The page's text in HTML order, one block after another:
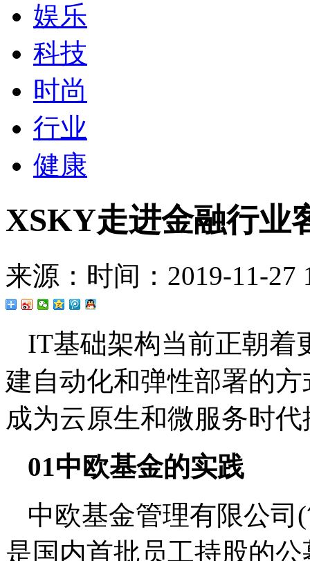
娱乐
科技
时尚
行业
健康
XSKY走进金融行业
来源： 时间：2019-11-27
IT基础架构当前正朝着
建自动化和弹性部署的
成为云原生和微服务时
01中欧基金的实践
中欧基金管理有限公司
是国内首批员工持股的